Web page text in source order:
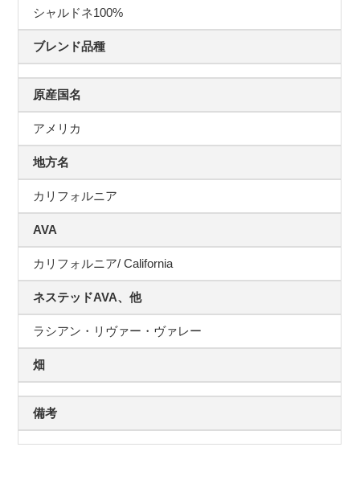
シャルドネ100%
ブレンド品種
原産国名
アメリカ
地方名
カリフォルニア
AVA
カリフォルニア/ California
ネステッドAVA、他
ラシアン・リヴァー・ヴァレー
畑
備考